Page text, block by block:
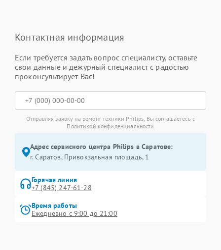
Контактная информация
Если требуется задать вопрос специалисту, оставьте
свои данные и дежурный специалист с радостью
проконсультирует Вас!
Отправляя заявку на ремонт техники Philips, Вы соглашаетесь с
Политикой конфиденциальности
Адрес сервисного центра Philips в Саратове:
г. Саратов, Привокзальная площадь, 1
Горячая линия
+7 (845) 247-61-28
Время работы
Ежедневно с 9:00 до 21:00